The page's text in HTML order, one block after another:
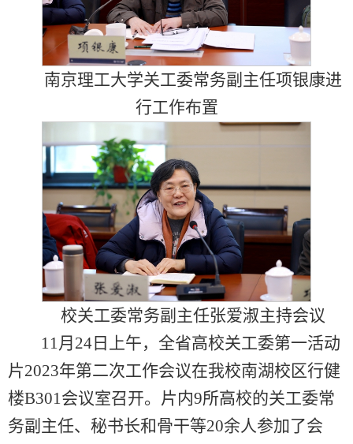
南京理工大学关工委常务副主任项银康进
行工作布置
校关工委常务副主任张爱淑主持会议
11月24日上午，全省高校关工委第一活动
片2023年第二次工作会议在我校南湖校区行健
楼B301会议室召开。片内9所高校的关工委常
务副主任、秘书长和骨干等20余人参加了会